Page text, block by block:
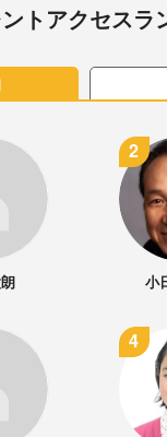
トアクセスラ
小